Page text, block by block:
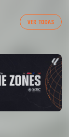
VER TODAS
03/26